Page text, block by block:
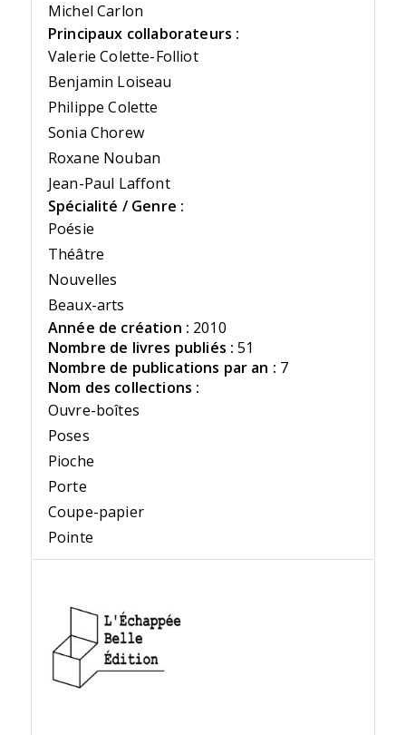
Michel Carlon
Principaux collaborateurs :
Valerie Colette-Folliot
Benjamin Loiseau
Philippe Colette
Sonia Chorew
Roxane Nouban
Jean-Paul Laffont
Spécialité / Genre :
Poésie
Théâtre
Nouvelles
Beaux-arts
Année de création : 2010
Nombre de livres publiés : 51
Nombre de publications par an : 7
Nom des collections :
Ouvre-boîtes
Poses
Pioche
Porte
Coupe-papier
Pointe